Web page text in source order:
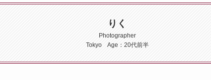
りく
Photographer
Tokyo Age：20代前半